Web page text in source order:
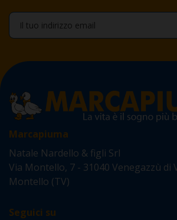
Marcapiuma
Natale Nardello & figli Srl
Via Montello, 7 - 31040 Venegazzù di
Montello (TV)
Seguici su